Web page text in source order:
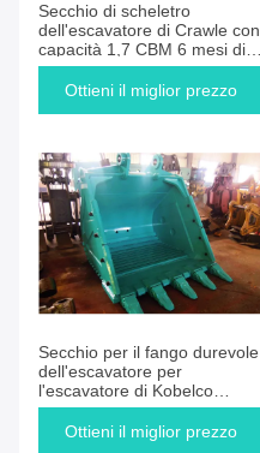
Secchio di scheletro
dell'escavatore di Crawle con
capacità 1,7 CBM 6 mesi di
garanzia
Ottieni il miglior prezzo
Secchio per il fango durevole
dell'escavatore per
l'escavatore di Kobelco
SK350LC
Ottieni il miglior prezzo